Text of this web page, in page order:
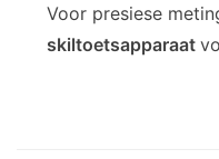
Voor presiese
skiltoetsapparaat